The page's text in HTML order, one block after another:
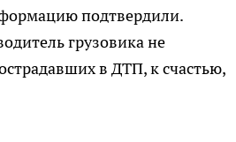
подтвердили.
грузовика не
в ДТП, к счастью,